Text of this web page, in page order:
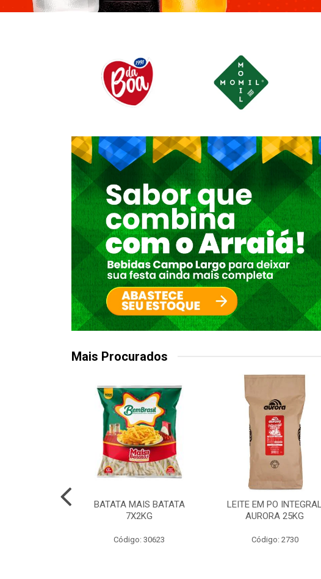
Mais Procurados
BATATA MAIS BATATA
7X2KG
Código: 30623
LEITE EM PO INTEGRAL
AURORA 25KG
Código: 2730